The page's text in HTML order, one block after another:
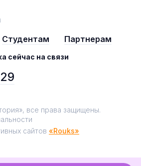
Студентам Партнерам
сейчас на связи
все права защищены.
сайтов «Rouks»